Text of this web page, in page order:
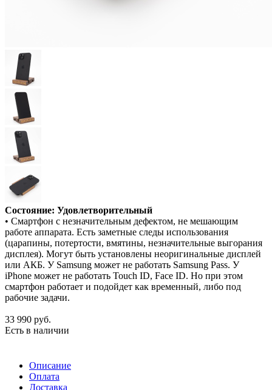
Состояние: Удовлетворительный
• Смартфон с незначительным дефектом, не мешающим
работе аппарата. Есть заметные следы использования
(царапины, потертости, вмятины, незначительные выгорания
дисплея). Могут быть установлены неоригинальные дисплей
или АКБ. У Samsung может не работать Samsung Pass. У
iPhone может не работать Touch ID, Face ID. Но при этом
смартфон работает и подойдет как временный, либо под
рабочие задачи.
33 990 руб.
Есть в наличии
Описание
Оплата
Доставка